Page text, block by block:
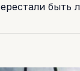
быть